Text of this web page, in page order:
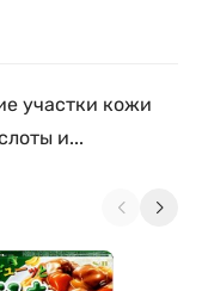
участки кожи
и...